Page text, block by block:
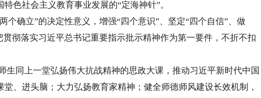
社会主义教育事业发展的“定海神针”。
确立”的决定性意义，增强“四个意识”、坚定“四个自信”、做
贯彻落实习近平总书记重要指示批示精神作为第一要件，不折不扣
同上一堂弘扬伟大抗战精神的思政大课，推动习近平新时代中国
、进头脑；大力弘扬教育家精神；健全师德师风建设长效机制，